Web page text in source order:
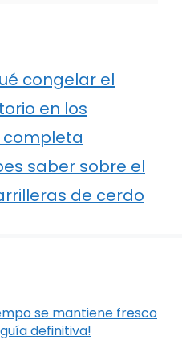
congelar el
en los
completa
saber sobre el
de cerdo
se mantiene fresco
definitiva!